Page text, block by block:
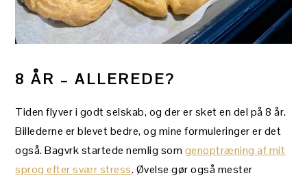
8 ÅR – ALLEREDE?
Tiden flyver i godt selskab, og der er sket en del på 8 år.
Billederne er blevet bedre, og mine formuleringer er det
også. Bagvrk startede nemlig som genoptræning af mit
sprog efter svær stress. Øvelse gør også mester